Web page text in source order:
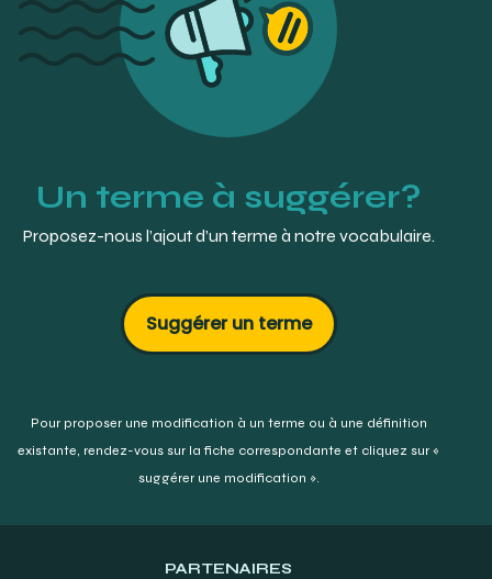
Un terme à suggérer?
Proposez-nous l’ajout d’un terme à notre vocabulaire.
Suggérer un terme
Pour proposer une modification à un terme ou à une définition
existante, rendez-vous sur la fiche correspondante et cliquez sur «
suggérer une modification ».
PARTENAIRES